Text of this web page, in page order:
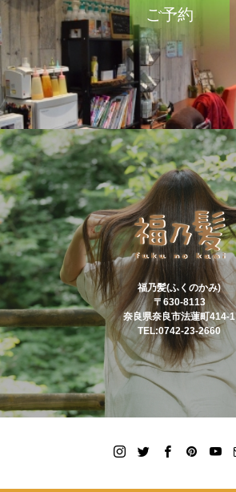
ご予約
福乃髪(ふくのかみ)
〒630-8113
奈良県奈良市法蓮町414-1
TEL:0742-23-2660